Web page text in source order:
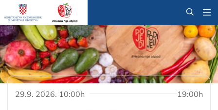
@
29.9. 2026. 10:00h 19:00h